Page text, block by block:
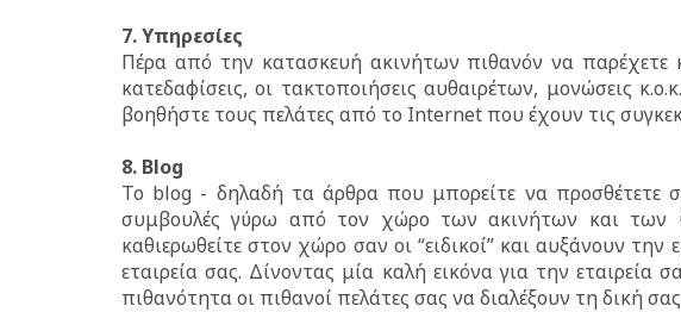
7. Υπηρεσίες
Πέρα από την κατασκευή ακινήτων πιθανόν να παρέχετε
κατεδαφίσεις, οι τακτοποιήσεις αυθαιρέτων, μονώσεις
βοηθήστε τους πελάτες από το Internet που έχουν τις
8. Blog
Το blog - δηλαδή τα άρθρα που μπορείτε να προσθέτετε
συμβουλές γύρω από τον χώρο των ακινήτων και των
καθιερωθείτε στον χώρο σαν οι “ειδικοί” και αυξάνουν
εταιρεία σας. Δίνοντας μία καλή εικόνα για την
πιθανότητα οι πιθανοί πελάτες σας να διαλέξουν τη δική